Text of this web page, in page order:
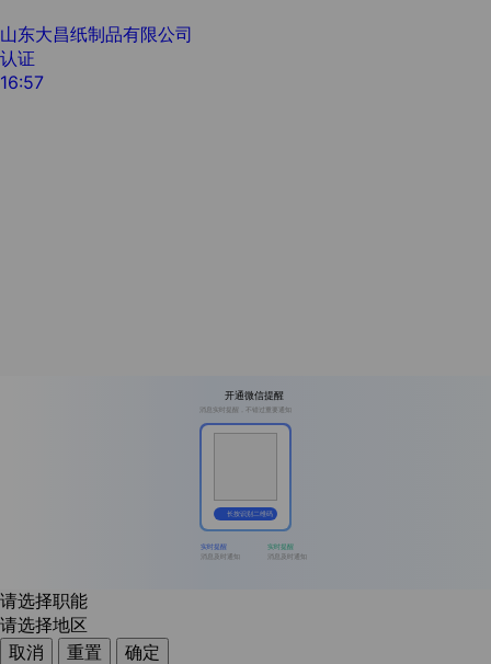
山东大昌纸制品有限公司
认证
16:57
开通微信提醒
消息实时提醒，不错过重要通知
长按识别二维码
实时提醒
消息及时通知
实时提醒
消息及时通知
请选择职能
请选择地区
取消
重置 确定